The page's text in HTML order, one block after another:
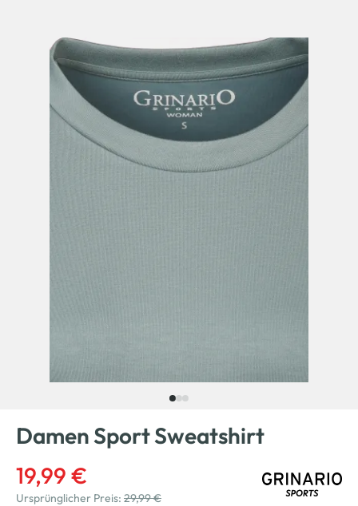
Damen Sport Sweatshirt
19,99 €
Ursprünglicher Preis: 29,99 €